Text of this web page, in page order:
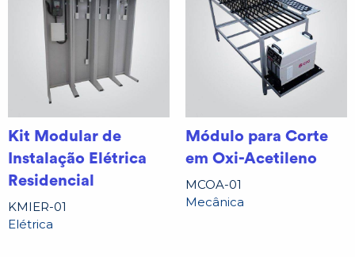
Kit Modular de
Instalação Elétrica
Residencial
KMIER-01
Elétrica
Módulo para Corte
em Oxi-Acetileno
MCOA-01
Mecânica